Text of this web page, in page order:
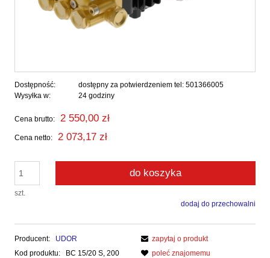
Dostępność:
dostępny za potwierdzeniem tel: 501366005
Wysyłka w:
24 godziny
Cena brutto: 2 550,00 zł
Cena netto: 2 073,17 zł
szt.
do koszyka
dodaj do przechowalni
Producent:
UDOR
Kod produktu:
BC 15/20 S, 200
zapytaj o produkt
poleć znajomemu